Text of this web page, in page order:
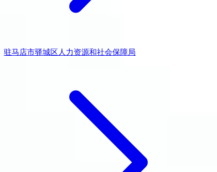
驻马店市驿城区人力资源和社会保障局